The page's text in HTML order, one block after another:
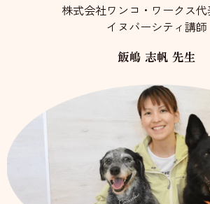
株式会社ワンコ・ワークス
イヌバーシティ講師
飯嶋 志帆 先生